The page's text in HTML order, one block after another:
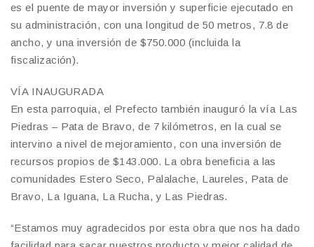
es el puente de mayor inversión y superficie ejecutado en
su administración, con una longitud de 50 metros, 7.8 de
ancho, y una inversión de $750.000 (incluida la
fiscalización).
VÍA INAUGURADA
En esta parroquia, el Prefecto también inauguró la vía Las
Piedras – Pata de Bravo, de 7 kilómetros, en la cual se
intervino a nivel de mejoramiento, con una inversión de
recursos propios de $143.000. La obra beneficia a las
comunidades Estero Seco, Palalache, Laureles, Pata de
Bravo, La Iguana, La Rucha, y Las Piedras.
“Estamos muy agradecidos por esta obra que nos ha dado